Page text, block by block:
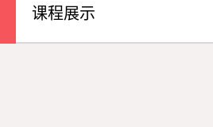
课程展示